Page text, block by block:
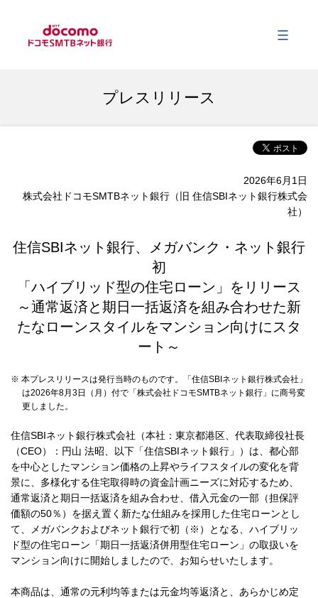
サステナビリティ
財務情報
ニュース
採用情報
検索
お客さまサイト
プレスリリース
2026年6月1日
株式会社ドコモSMTBネット銀行（旧 住信SBIネット銀行株式会
社）
住信SBIネット銀行、メガバンク・ネット銀行
初
「ハイブリッド型の住宅ローン」をリリース
～通常返済と期日一括返済を組み合わせた新
たなローンスタイルをマンション向けにスタ
ート～
※ 本プレスリリースは発行当時のものです。「住信SBIネット銀行株式会社」
は2026年8月3日（月）付で「株式会社ドコモSMTBネット銀行」に商号変
更しました。
住信SBIネット銀行株式会社（本社：東京都港区、代表取締役社長
（CEO）：円山 法昭、以下「住信SBIネット銀行」）は、都心部
を中心としたマンション価格の上昇やライフスタイルの変化を背
景に、多様化する住宅取得時の資金計画ニーズに対応するため、
通常返済と期日一括返済を組み合わせ、借入元金の一部（担保評
価額の50％）を据え置く新たな仕組みを採用した住宅ローンとし
て、メガバンクおよびネット銀行で初（※）となる、ハイブリッ
ド型の住宅ローン「期日一括返済併用型住宅ローン」の取扱いを
マンション向けに開始しましたので、お知らせいたします。
本商品は、通常の元利均等または元金均等返済と、あらかじめ定